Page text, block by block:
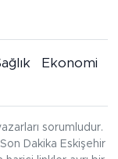
Ekonomi
sorumludur.
Dakika Eskişehir